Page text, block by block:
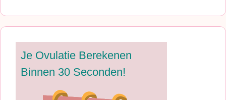
Je Ovulatie Berekenen
Binnen 30 Seconden!